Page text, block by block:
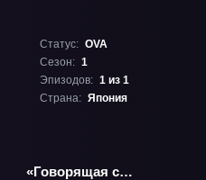
Статус: OVA
Сезон: 1
Эпизодов: 1 из 1
Страна: Япония
«Говорящая с